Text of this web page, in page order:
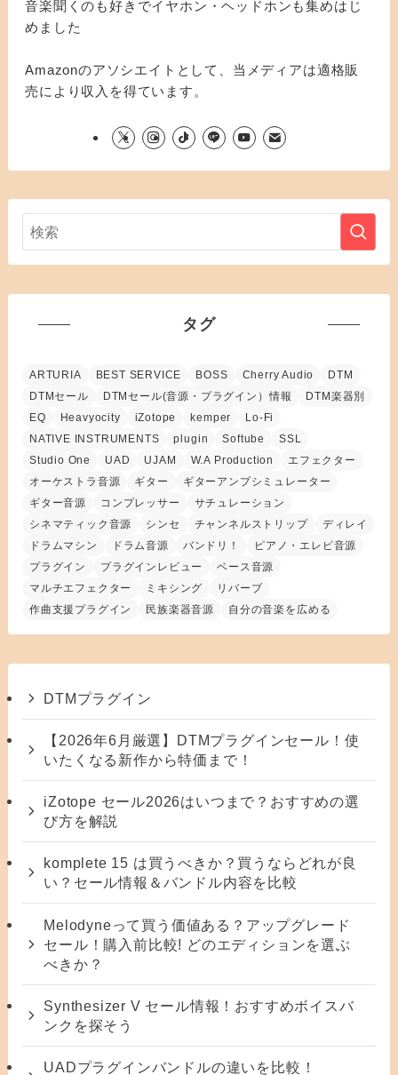
音楽聞くのも好きでイヤホン・ヘッドホンも集めはじ
めました
Amazonのアソシエイトとして、当メディアは適格販
売により収入を得ています。
タグ
ARTURIA BEST SERVICE BOSS Cherry Audio
DTM
DTMセール
DTMセール(音源・プラグイン）情報
DTM楽器別
EQ
Heavyocity iZotope kemper
Lo-Fi
NATIVE INSTRUMENTS
plugin Softube
SSL
Studio One
UAD UJAM W.A Production
エフェクター
オーケストラ音源
ギター
ギターアンプシミュレーター
ギター音源
コンプレッサー
サチュレーション
シネマティック音源
シンセ チャンネルストリップ
ディレイ
ドラムマシン
ドラム音源 バンドリ！
ピアノ・エレピ音源
プラグイン
プラグインレビュー
ベース音源
マルチエフェクター
ミキシング
リバーブ
作曲支援プラグイン
民族楽器音源 自分の音楽を広める
DTMプラグイン
【2026年6月厳選】DTMプラグインセール！使
いたくなる新作から特価まで！
iZotope セール2026はいつまで？おすすめの選
び方を解説
komplete 15 は買うべきか？買うならどれが良
い？セール情報＆バンドル内容を比較
Melodyneって買う価値ある？アップグレード
セール！購入前比較! どのエディションを選ぶ
べきか？
Synthesizer V セール情報！おすすめボイスバ
ンクを探そう
UADプラグインバンドルの違いを比較！